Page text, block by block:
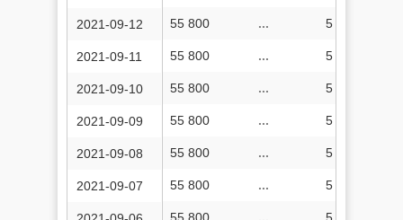
55 800 ... 5 260
55 800 ... 5 256
55 800 ... 5 256
55 800 ... 5 256
55 800 ... 5 252
55 800 ... 5 252
2021-09-12
2021-09-11
2021-09-10
2021-09-09
2021-09-08
2021-09-07